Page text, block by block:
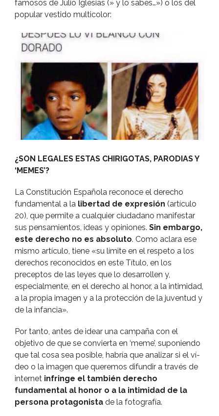
famosos de Julio Iglesias (» y lo sabes…») o los del
popular vestido multicolor:
¿SON LEGALES ESTAS CHIRIGOTAS, PARODIAS Y
‘MEMES’?
La Constitución Española reconoce el derecho
fundamental a la libertad de expresión (artí­culo
20), que permite a cualquier ciudadano manifestar
sus pensamientos, ideas y opiniones. Sin embargo,
este derecho no es absoluto. Como aclara ese
mismo artí­culo, tiene «su lí­mite en el respeto a los
derechos reconocidos en este Tí­tulo, en los
preceptos de las leyes que lo desarrollen y,
especialmente, en el derecho al honor, a la intimidad,
a la propia imagen y a la protección de la juventud y
de la infancia».
Por tanto, antes de idear una campaña con el
objetivo de que se convierta en ‘meme’, suponiendo
que tal cosa sea posible, habrí­a que analizar si el ví­
deo o la imagen que queremos difundir a través de
internet infringe el también derecho
fundamental al honor o a la intimidad de la
persona protagonista de la fotografí­a.